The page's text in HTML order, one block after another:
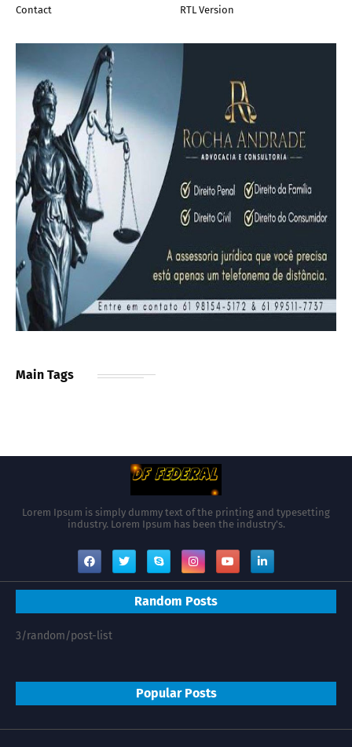
Contact
RTL Version
Main Tags
Lorem Ipsum is simply dummy text of the printing and typesetting
industry. Lorem Ipsum has been the industry's.
Random Posts
3/random/post-list
Popular Posts